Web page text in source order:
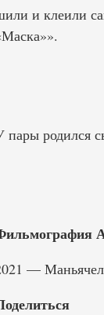
и клеили
пары родился
—